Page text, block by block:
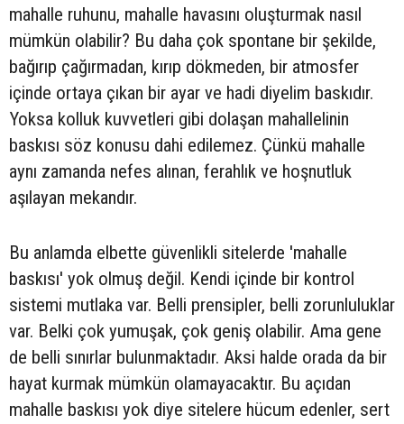
mahalle ruhunu, mahalle havasını oluşturmak nasıl
mümkün olabilir? Bu daha çok spontane bir şekilde,
bağırıp çağırmadan, kırıp dökmeden, bir atmosfer
içinde ortaya çıkan bir ayar ve hadi diyelim baskıdır.
Yoksa kolluk kuvvetleri gibi dolaşan mahallelinin
baskısı söz konusu dahi edilemez. Çünkü mahalle
aynı zamanda nefes alınan, ferahlık ve hoşnutluk
aşılayan mekandır.
Bu anlamda elbette güvenlikli sitelerde 'mahalle
baskısı' yok olmuş değil. Kendi içinde bir kontrol
sistemi mutlaka var. Belli prensipler, belli zorunluluklar
var. Belki çok yumuşak, çok geniş olabilir. Ama gene
de belli sınırlar bulunmaktadır. Aksi halde orada da bir
hayat kurmak mümkün olamayacaktır. Bu açıdan
mahalle baskısı yok diye sitelere hücum edenler, sert